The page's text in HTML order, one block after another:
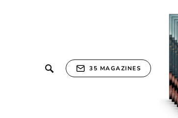
35 MAGAZINES